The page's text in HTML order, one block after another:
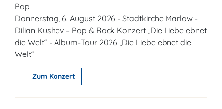
Pop
Donnerstag, 6. August 2026 - Stadtkirche Marlow -
Dilian Kushev – Pop & Rock Konzert „Die Liebe ebnet
die Welt“ - Album-Tour 2026 „Die Liebe ebnet die
Welt“
Zum Konzert